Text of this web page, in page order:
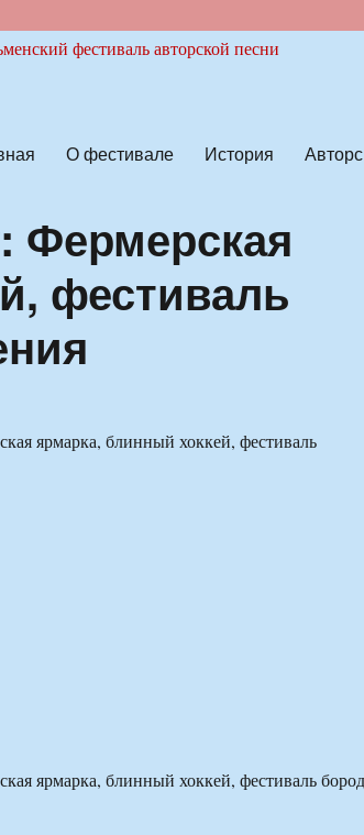
О фестивале История
Фермерская
фестиваль